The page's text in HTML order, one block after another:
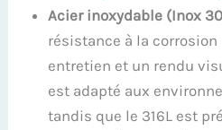
Acier inoxydable (Inox
résistance à la
entretien et un rendu
est adapté aux
tandis que le 316L est